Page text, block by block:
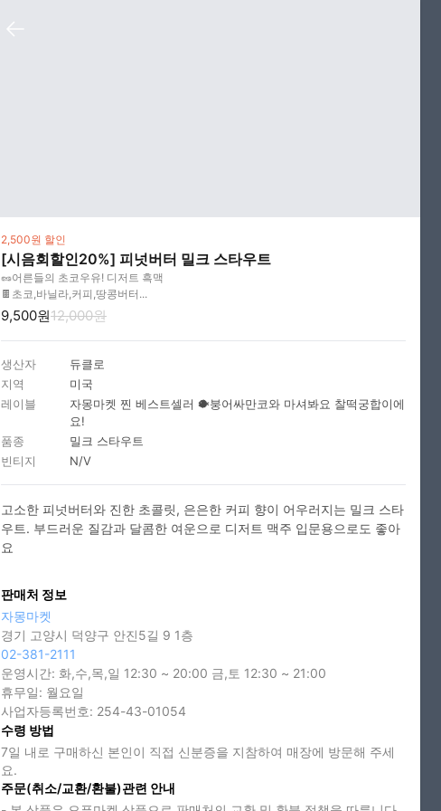
2,500원 할인
[시음회할인20%] 피넛버터 밀크 스타우트
🥜어른들의 초코우유! 디저트 흑맥
🍫초코,바닐라,커피,땅콩버터...
9,500원12,000원
생산자
듀클로
지역
미국
레이블
자몽마켓 찐 베스트셀러 🐡붕어싸만코와 마셔봐요 찰떡궁합이에
요!
품종
밀크 스타우트
빈티지
N/V
고소한 피넛버터와 진한 초콜릿, 은은한 커피 향이 어우러지는 밀크 스타
우트. 부드러운 질감과 달콤한 여운으로 디저트 맥주 입문용으로도 좋아
요
판매처 정보
자몽마켓
경기 고양시 덕양구 안진5길 9 1층
02-381-2111
운영시간: 화,수,목,일 12:30 ~ 20:00 금,토 12:30 ~ 21:00
휴무일: 월요일
사업자등록번호: 254-43-01054
수령 방법
7일 내로 구매하신 본인이 직접 신분증을 지참하여 매장에 방문해 주세
요.
주문(취소/교환/환불)관련 안내